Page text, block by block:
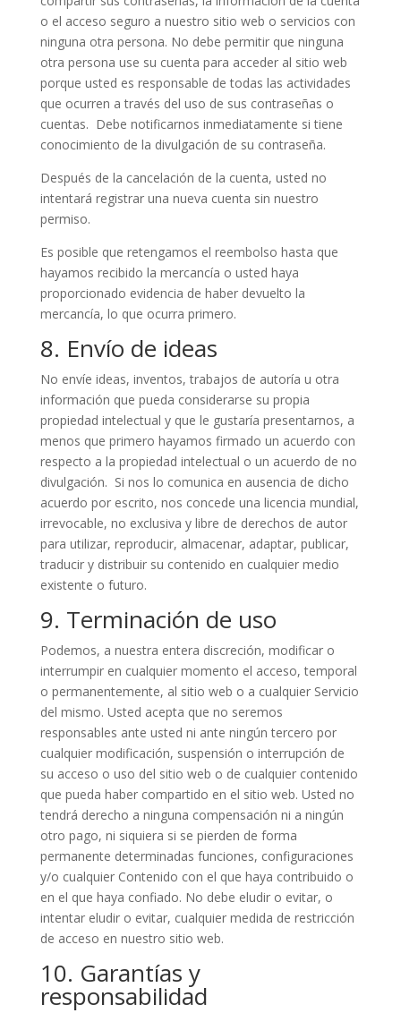
o el acceso seguro a nuestro sitio web o servicios con
ninguna otra persona. No debe permitir que ninguna
otra persona use su cuenta para acceder al sitio web
porque usted es responsable de todas las actividades
que ocurren a través del uso de sus contraseñas o
cuentas. Debe notificarnos inmediatamente si tiene
conocimiento de la divulgación de su contraseña.
Después de la cancelación de la cuenta, usted no
intentará registrar una nueva cuenta sin nuestro
permiso.
Es posible que retengamos el reembolso hasta que
hayamos recibido la mercancía o usted haya
proporcionado evidencia de haber devuelto la
mercancía, lo que ocurra primero.
8. Envío de ideas
No envíe ideas, inventos, trabajos de autoría u otra
información que pueda considerarse su propia
propiedad intelectual y que le gustaría presentarnos, a
menos que primero hayamos firmado un acuerdo con
respecto a la propiedad intelectual o un acuerdo de no
divulgación. Si nos lo comunica en ausencia de dicho
acuerdo por escrito, nos concede una licencia mundial,
irrevocable, no exclusiva y libre de derechos de autor
para utilizar, reproducir, almacenar, adaptar, publicar,
traducir y distribuir su contenido en cualquier medio
existente o futuro.
9. Terminación de uso
Podemos, a nuestra entera discreción, modificar o
interrumpir en cualquier momento el acceso, temporal
o permanentemente, al sitio web o a cualquier Servicio
del mismo. Usted acepta que no seremos
responsables ante usted ni ante ningún tercero por
cualquier modificación, suspensión o interrupción de
su acceso o uso del sitio web o de cualquier contenido
que pueda haber compartido en el sitio web. Usted no
tendrá derecho a ninguna compensación ni a ningún
otro pago, ni siquiera si se pierden de forma
permanente determinadas funciones, configuraciones
y/o cualquier Contenido con el que haya contribuido o
en el que haya confiado. No debe eludir o evitar, o
intentar eludir o evitar, cualquier medida de restricción
de acceso en nuestro sitio web.
10. Garantías y
responsabilidad